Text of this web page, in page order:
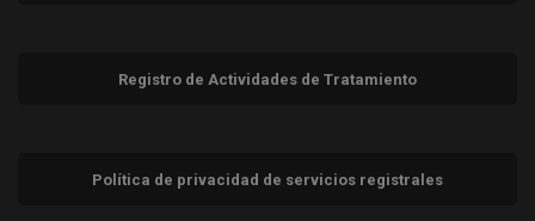
Registro de Actividades de Tratamiento
Política de privacidad de servicios registrales